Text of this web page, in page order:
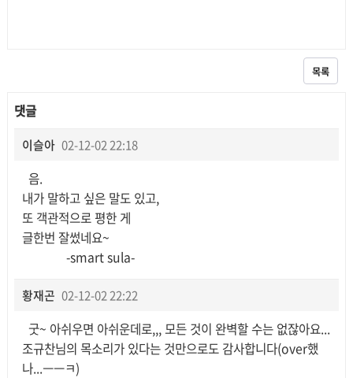
목록
댓글
이슬아 02-12-02 22:18
음.
내가 말하고 싶은 말도 있고,
또 객관적으로 평한 게
글한번 잘썼네요~
-smart sula-
황재곤 02-12-02 22:22
굿~ 아쉬우면 아쉬운데로,,, 모든 것이 완벽할 수는 없잖아요...
조규찬님의 목소리가 있다는 것만으로도 감사합니다(over했
나...ㅡㅡㅋ)